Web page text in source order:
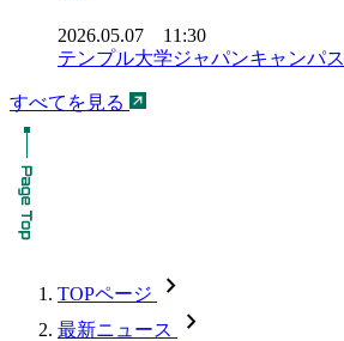
2026.05.07 11:30
テンプル大学ジャパンキャンパス
すべてを見る
TOPページ chevron_forward
最新ニュース chevron_forward